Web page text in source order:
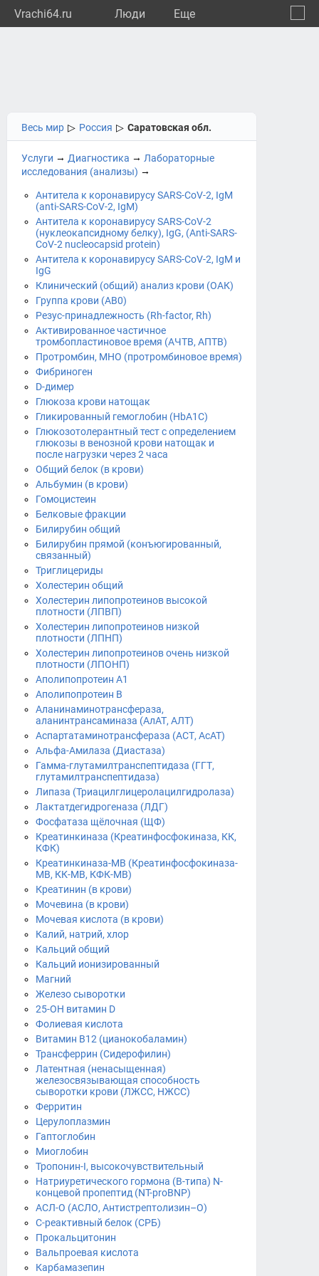
Vrachi64.ru Люди Eще
Весь мир ▷ Россия ▷ Саратовская обл.
Услуги → Диагностика → Лабораторные
исследования (анализы) →
Антитела к коронавирусу SARS-CoV-2, IgM
(anti-SARS-CoV-2, IgM)
Антитела к коронавирусу SARS-CoV-2
(нуклеокапсидному белку), IgG, (Anti-SARS-
CoV-2 nucleocapsid protein)
Антитела к коронавирусу SARS-CoV-2, IgM и
IgG
Клинический (общий) анализ крови (ОАК)
Группа крови (АВ0)
Резус-принадлежность (Rh-factor, Rh)
Активированное частичное
тромбопластиновое время (АЧТВ, АПТВ)
Протромбин, МНО (протромбиновое время)
Фибриноген
D-димер
Глюкоза крови натощак
Гликированный гемоглобин (HbA1С)
Глюкозотолерантный тест с определением
глюкозы в венозной крови натощак и
после нагрузки через 2 часа
Общий белок (в крови)
Альбумин (в крови)
Гомоцистеин
Белковые фракции
Билирубин общий
Билирубин прямой (конъюгированный,
связанный)
Триглицериды
Холестерин общий
Холестерин липопротеинов высокой
плотности (ЛПВП)
Холестерин липопротеинов низкой
плотности (ЛПНП)
Холестерин липопротеинов очень низкой
плотности (ЛПОНП)
Аполипопротеин А1
Аполипопротеин В
Аланинаминотрансфераза,
аланинтрансаминаза (АлАТ, АЛТ)
Аспартатаминотрансфераза (АСТ, АсАТ)
Альфа-Амилаза (Диастаза)
Гамма-глутамилтранспептидаза (ГГТ,
глутамилтранспептидаза)
Липаза (Триацилглицеролацилгидролаза)
Лактатдегидрогеназа (ЛДГ)
Фосфатаза щёлочная (ЩФ)
Креатинкиназа (Креатинфосфокиназа, КК,
КФК)
Креатинкиназа-МВ (Креатинфосфокиназа-
МВ, КК-МВ, КФК-МВ)
Креатинин (в крови)
Мочевина (в крови)
Мочевая кислота (в крови)
Калий, натрий, хлор
Кальций общий
Кальций ионизированный
Магний
Железо сыворотки
25-OH витамин D
Фолиевая кислота
Витамин B12 (цианокобаламин)
Трансферрин (Сидерофилин)
Латентная (ненасыщенная)
железосвязывающая способность
сыворотки крови (ЛЖСС, НЖСС)
Ферритин
Церулоплазмин
Гаптоглобин
Миоглобин
Тропонин-I, высокочувствительный
Натриуретического гормона (В-типа) N-
концевой пропептид (NT-proBNP)
АСЛ-О (АСЛО, Антистрептолизин–О)
С-реактивный белок (СРБ)
Прокальцитонин
Вальпроевая кислота
Карбамазепин